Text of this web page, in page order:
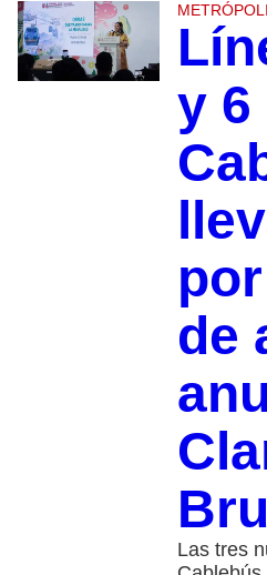
METRÓPOLI
y 6
de
Las tres